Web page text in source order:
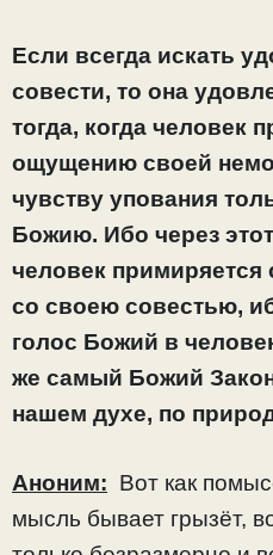
Если всегда искать
совести, то она
тогда, когда человек
ощущению своей
чувству упования
Божию. Ибо через
человек примиряется
со своею совестью,
голос Божий в
же самый Божий
нашем духе, по
Аноним: Вот как
мысль бывает грызёт,